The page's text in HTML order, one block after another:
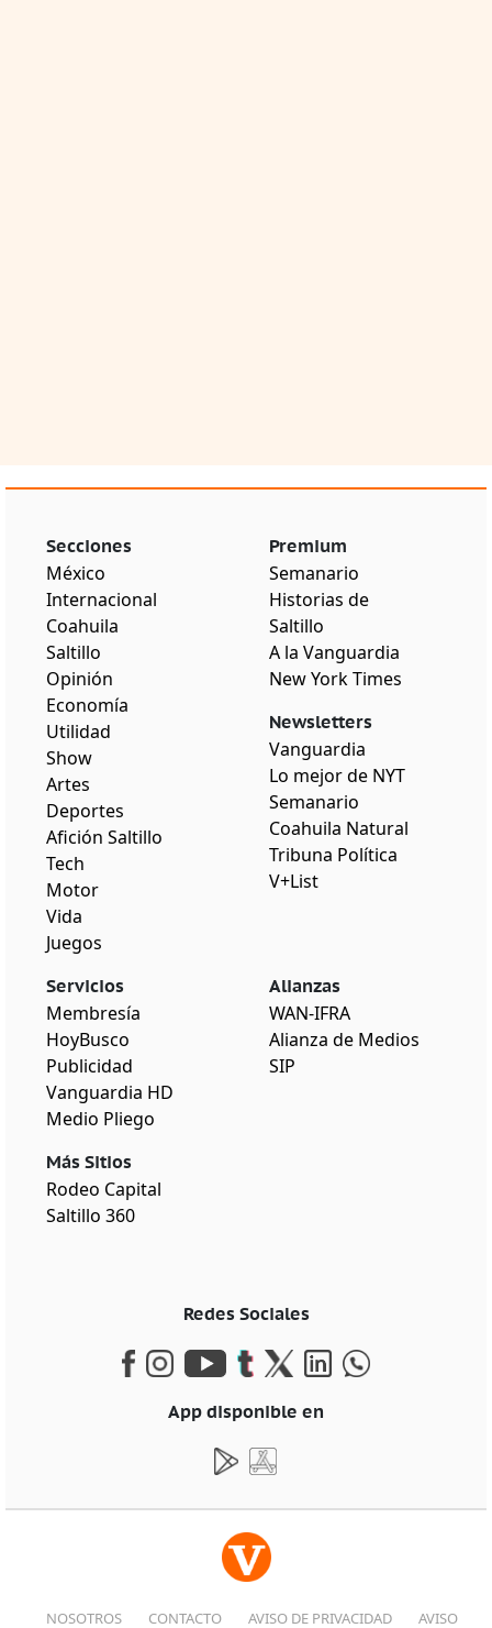
Secciones
México
Internacional
Coahuila
Saltillo
Opinión
Economía
Utilidad
Show
Artes
Deportes
Afición Saltillo
Tech
Motor
Vida
Juegos
Premium
Semanario
Historias de
Saltillo
A la Vanguardia
New York Times
Newsletters
Vanguardia
Lo mejor de NYT
Semanario
Coahuila Natural
Tribuna Política
V+List
Servicios
Membresía
HoyBusco
Publicidad
Vanguardia HD
Medio Pliego
Más Sitios
Rodeo Capital
Saltillo 360
Alianzas
WAN-IFRA
Alianza de Medios
SIP
Redes Sociales
App disponible en
NOSOTROS CONTACTO AVISO DE PRIVACIDAD AVISO